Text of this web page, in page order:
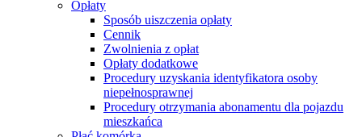
Opłaty
Sposób uiszczenia opłaty
Cennik
Zwolnienia z opłat
Opłaty dodatkowe
Procedury uzyskania identyfikatora osoby
niepełnosprawnej
Procedury otrzymania abonamentu dla pojazdu
mieszkańca